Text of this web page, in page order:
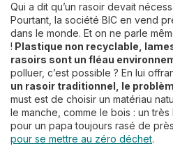
Qui a dit qu’un rasoir devait
Pourtant, la société BIC en vend
dans le monde. Et on ne parle
! Plastique non recyclable,
rasoirs sont un fléau
polluer, c’est possible ? En lui
un rasoir traditionnel, le
must est de choisir un matériau
le manche, comme le bois : un
pour un papa toujours rasé de
pour se mettre au zéro déchet.